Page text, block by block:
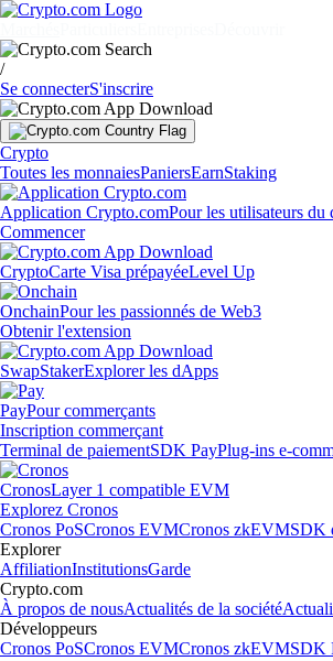
/
Se connecterS'inscrire
Crypto
Toutes les monnaiesPaniersEarnStaking
Application Crypto.comPour les utilisateurs du
Commencer
CryptoCarte Visa prépayéeLevel Up
OnchainPour les passionnés de Web3
Obtenir l'extension
SwapStakerExplorer les dApps
PayPour commerçants
Inscription commerçant
Terminal de paiementSDK PayPlug-ins e-
CronosLayer 1 compatible EVM
Explorez Cronos
Cronos PoSCronos EVMCronos zkEVMSDK
Explorer
AffiliationInstitutionsGarde
Crypto.com
À propos de nousActualités de la société
Développeurs
Cronos PoSCronos EVMCronos zkEVMSDK